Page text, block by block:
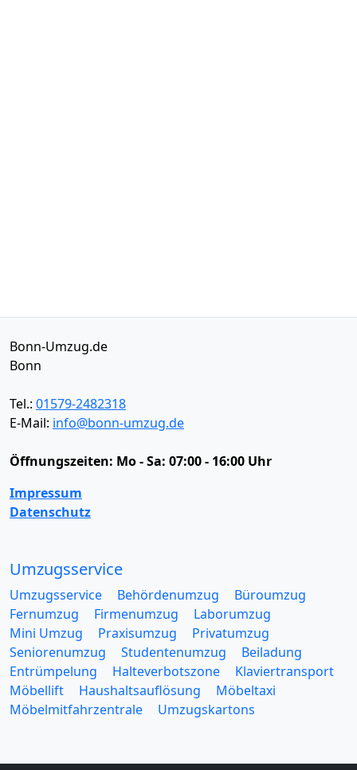
Bonn-Umzug.de
Bonn
Tel.: 01579-2482318
E-Mail: info@bonn-umzug.de
Öffnungszeiten: Mo - Sa: 07:00 - 16:00 Uhr
Impressum
Datenschutz
Umzugsservice
Umzugsservice Behördenumzug
Büroumzug
Fernumzug
Firmenumzug
Laborumzug
Mini Umzug
Praxisumzug
Privatumzug
Seniorenumzug
Studentenumzug
Beiladung
Entrümpelung
Halteverbotszone
Klaviertransport
Möbellift
Haushaltsauflösung
Möbeltaxi
Möbelmitfahrzentrale
Umzugskartons